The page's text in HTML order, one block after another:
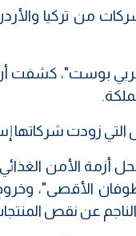
بوست"، كشفت أن
زودت شركاتها
الأمن
الأقصى"،
عن نقص